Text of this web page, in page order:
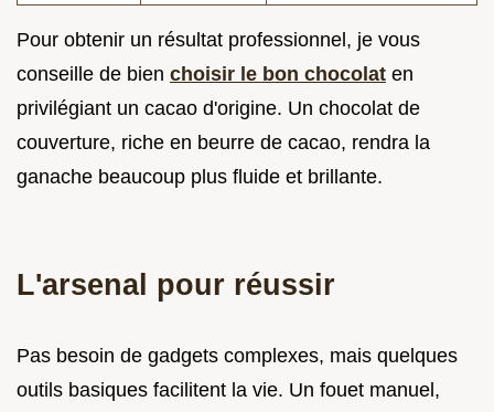
Pour obtenir un résultat professionnel, je vous
conseille de bien choisir le bon chocolat en
privilégiant un cacao d'origine. Un chocolat de
couverture, riche en beurre de cacao, rendra la
ganache beaucoup plus fluide et brillante.
L'arsenal pour réussir
Pas besoin de gadgets complexes, mais quelques
outils basiques facilitent la vie. Un fouet manuel,